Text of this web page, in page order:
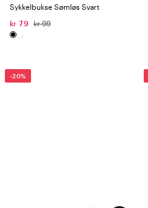
Sykkelbukse Sømløs Svart
kr 79
kr 99
-20%